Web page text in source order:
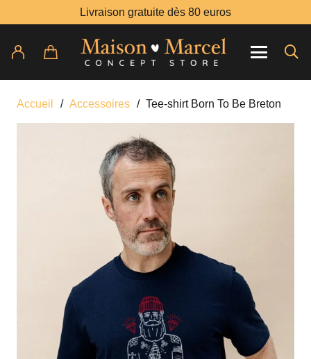
Livraison gratuite dès 80 euros
Accueil / Accessoires / Tee-shirt Born To Be Breton